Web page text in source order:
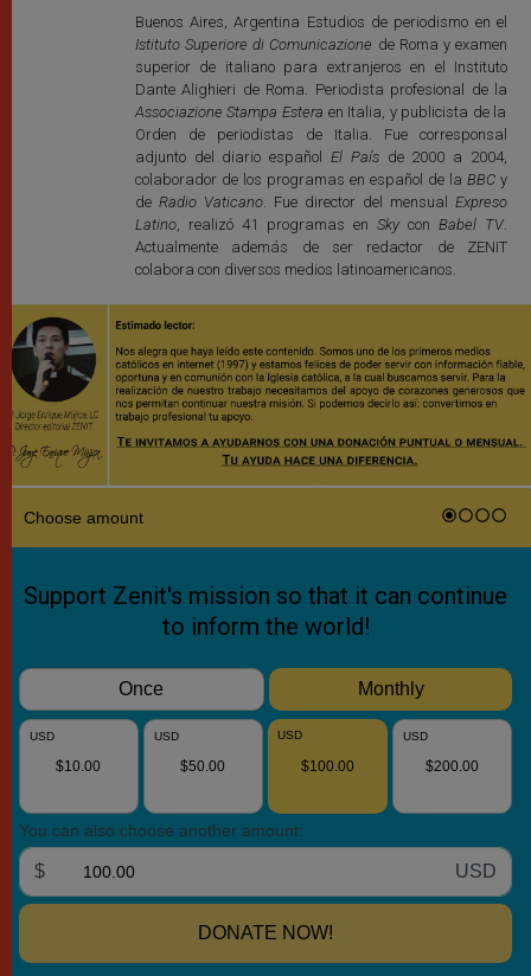
Buenos Aires, Argentina Estudios de periodismo en el
Istituto Superiore di Comunicazione de Roma y examen
superior de italiano para extranjeros en el Instituto
Dante Alighieri de Roma. Periodista profesional de la
Associazione Stampa Estera en Italia, y publicista de la
Orden de periodistas de Italia. Fue corresponsal
adjunto del diario españolEl Paísde 2000 a 2004,
colaborador de los programas en español de la BBCy
de Radio Vaticano. Fue director del mensualExpreso
Latino, realizó 41 programas en Skycon Babel TV.
Actualmente además de ser redactor de ZENIT
colabora con diversos medios latinoamericanos.